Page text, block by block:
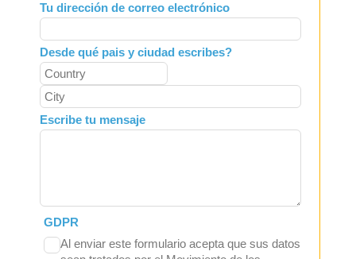
Tu dirección de correo electrónico
Desde qué pais y ciudad escribes?
Escribe tu mensaje
GDPR
Al enviar este formulario acepta que sus datos